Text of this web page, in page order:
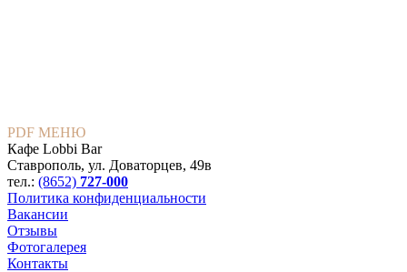
PDF МЕНЮ
Кафе Lobbi Bar
Ставрополь, ул. Доваторцев, 49в
тел.: (8652) 727-000
Политика конфиденциальности
Вакансии
Отзывы
Фотогалерея
Контакты